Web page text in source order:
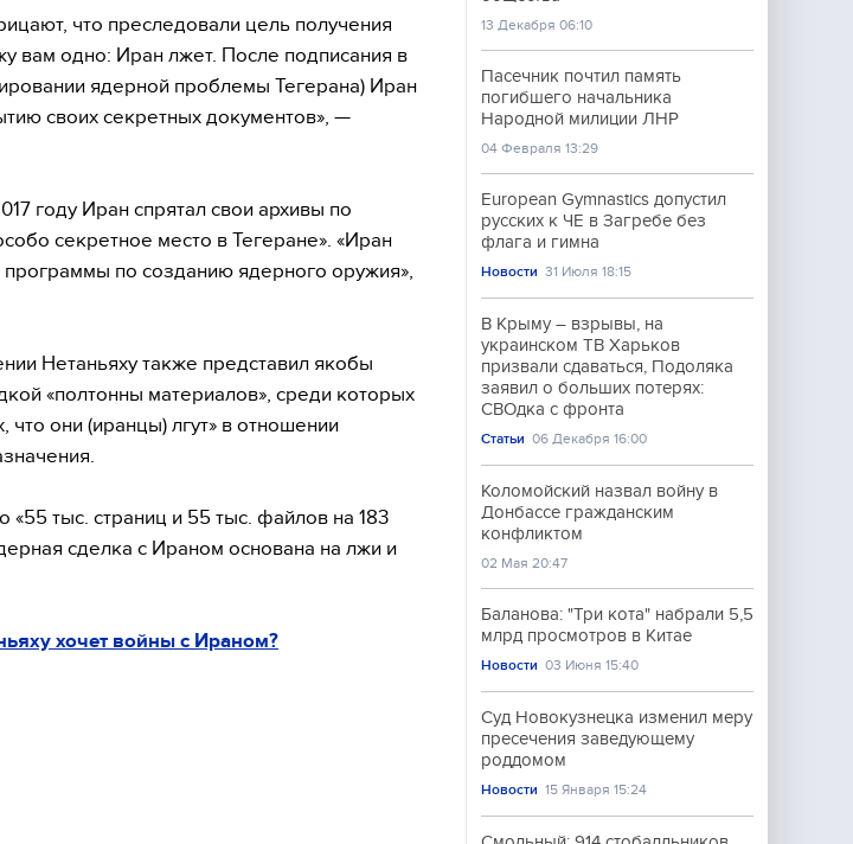
что преследовали цель получения
вам одно: Иран лжет. После подписания в
ядерной проблемы Тегерана) Иран
своих секретных документов», —
году Иран спрятал свои архивы по
секретное место в Тегеране». «Иран
программы по созданию ядерного оружия»,
Нетаньяху также представил якобы
«полтонны материалов», среди которых
они (иранцы) лгут» в отношении
«55 тыс. страниц и 55 тыс. файлов на 183
сделка с Ираном основана на лжи и
хочет войны с Ираном?
13 Декабря 06:10
Пасечник почтил память
погибшего начальника
Народной милиции ЛНР
04 Февраля 13:29
European Gymnastics допустил
русских к ЧЕ в Загребе без
флага и гимна
Новости 31 Июля 18:15
В Крыму – взрывы, на
украинском ТВ Харьков
призвали сдаваться, Подоляка
заявил о больших потерях:
СВОдка с фронта
Статьи 06 Декабря 16:00
Коломойский назвал войну в
Донбассе гражданским
конфликтом
02 Мая 20:47
Баланова: "Три кота" набрали 5,5
млрд просмотров в Китае
Новости 03 Июня 15:40
Суд Новокузнецка изменил меру
пресечения заведующему
роддомом
Новости 15 Января 15:24